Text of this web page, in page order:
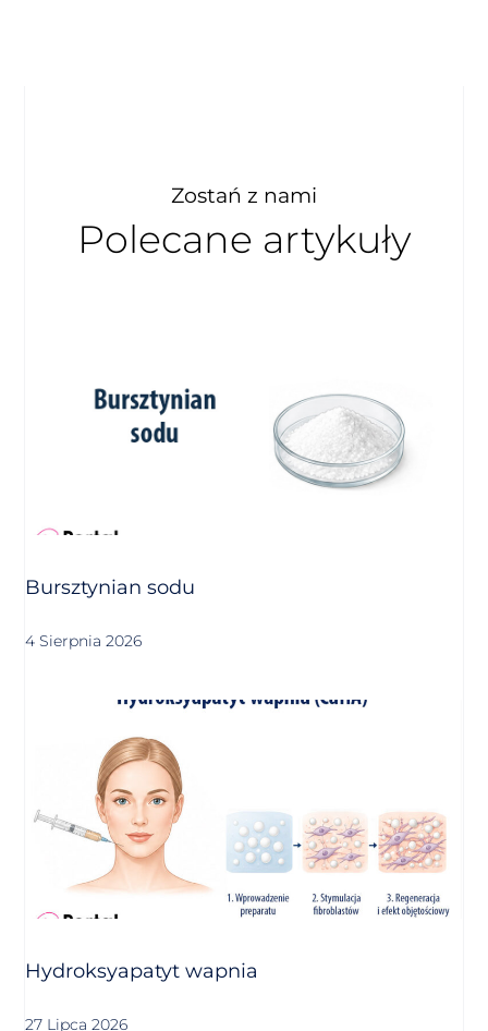
Zostań z nami
Polecane artykuły
Bursztynian sodu
4 Sierpnia 2026
Hydroksyapatyt wapnia
27 Lipca 2026